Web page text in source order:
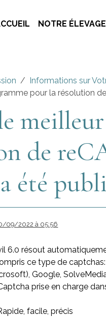
NOTRE ÉLEVAGE
Informations sur
pour la résolution
de
été
09/2022 à 05:56
6.0 résout
ce type de
Google,
prise en charge
facile, précis